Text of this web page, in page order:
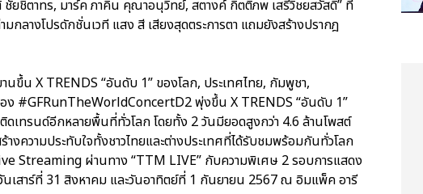
ยชิตาทร, มาร์ค ภาคิน คุณาอนุวิทย์, สตางค์ กิตติภพ เสรีวิชยสวัสดิ์” ที่
กลางโปรดักชั่นเวที แสง สี เสียงสุดตระการตา แถมยังสร้างปรากฎ
ขึ้น X TRENDS “อันดับ 1” ของโลก, ประเทศไทย, กัมพูชา,
อง #GFRunTheWorldConcertD2 พุ่งขึ้น X TRENDS “อันดับ 1”
ดเทรนด์อีกหลายพื้นที่ทั่วโลก โดยทั้ง 2 วันมียอดสูงกว่า 4.6 ล้านโพสต์
ความประทับใจทั้งชาวไทยและต่างประเทศที่ได้รับชมพร้อมกันทั่วโลก
Streaming ผ่านทาง “TTM LIVE” กับความพิเศษ 2 รอบการแสดง
นเสาร์ที่ 31 สิงหาคม และวันอาทิตย์ที่ 1 กันยายน 2567 ณ อิมแพ็ค อารี